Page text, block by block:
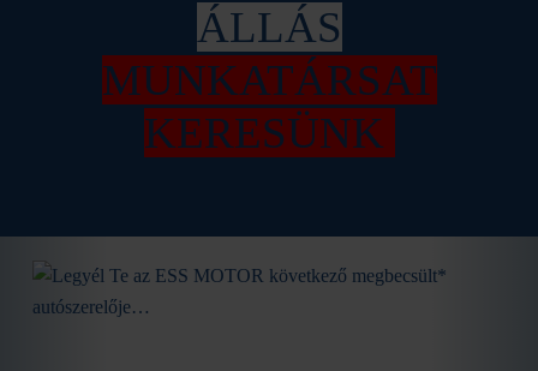
ÁLLÁS
MUNKATÁRSAT
KERESÜNK